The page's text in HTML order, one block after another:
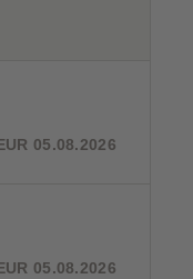
05.08.2026
05.08.2026